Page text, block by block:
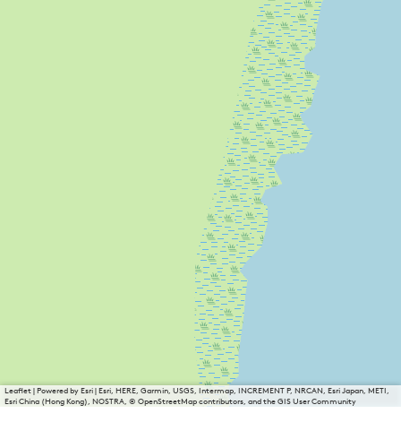
Leaflet|Powered by Esri | Esri, HERE, Garmin, USGS, Intermap, INCREMENT P, NRCAN, Esri Japan, METI,
Esri China (Hong Kong), NOSTRA, © OpenStreetMap contributors, and the GIS User Community